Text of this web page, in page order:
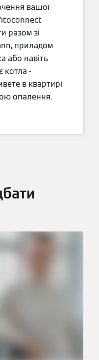
вашої
разом зі
приладом
або навіть
котла -
в квартирі
опалення.